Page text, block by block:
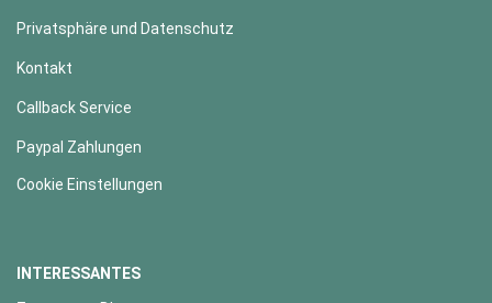
Privatsphäre und Datenschutz
Kontakt
Callback Service
Paypal Zahlungen
Cookie Einstellungen
INTERESSANTES